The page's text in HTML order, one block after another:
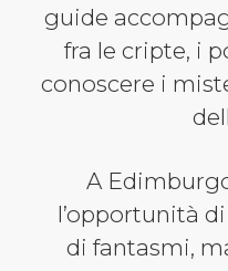
guide
fra le cripte, i
conoscere i
A
l’opportunità
di fantasmi,